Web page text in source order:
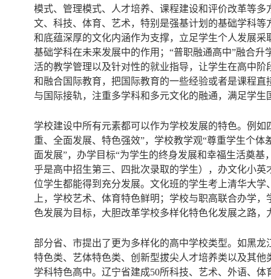
模式、管理模式、人才培养、课程建设和评价改革等
文、科技、体育、艺术，特别是强基计划的基础学科
和底蕴深厚的文化内涵作为支撑，立足学生个人发展
基础学科在未来发展中的作用；“普职融通高中”融合
活的教学管理以及针对性的就业指导，让学生在高中
和融合国际教育，把国际教育的一些经验或者是课程
与国际接轨，注重多学科和多元文化的融通，满足学
学校建设中所有元素都可以作为学校发展的特色。例
重、全面发展、特色强效”，学校教学观“尊重学生个
面发展”，办学目标“为学生的终身发展和幸福生活奠
乎是高中招生第三、四批次录取的学生），办文化小
位学生都能得到充分发展。文化班的学生考上清华大
上，学校艺术、体育特色鲜明；学校与职高联合办学
色发展为目标，大胆改革学校多样化特色化发展之路
部分省、市提出了更为多样化的高中学校类型。如黑
特色类、艺体特色类、创新型拔尖人才培养类以及其
学科特色高中。辽宁省建成50所科技、艺术、外语、